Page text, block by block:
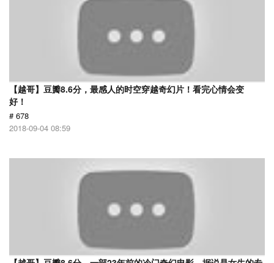
【越哥】豆瓣8.6分，最感人的时空穿越奇幻片！看完心情会变
好！
# 678
2018-09-04 08:59